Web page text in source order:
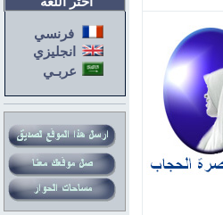
فرنسي
انجليزي
عربـي